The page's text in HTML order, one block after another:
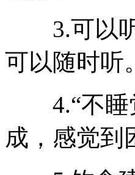
3.可以听
可以随时听。
4.“不睡
成，感觉到